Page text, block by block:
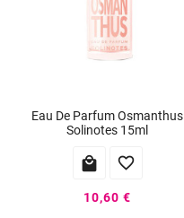
Eau De Parfum Osmanthus
Solinotes 15ml
 
10,60 €